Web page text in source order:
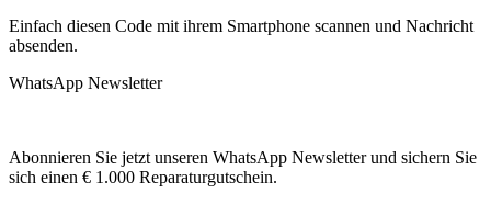
Einfach diesen Code mit ihrem Smartphone scannen und Nachricht
absenden.
WhatsApp Newsletter
Abonnieren Sie jetzt unseren WhatsApp Newsletter und sichern Sie
sich einen € 1.000 Reparaturgutschein.